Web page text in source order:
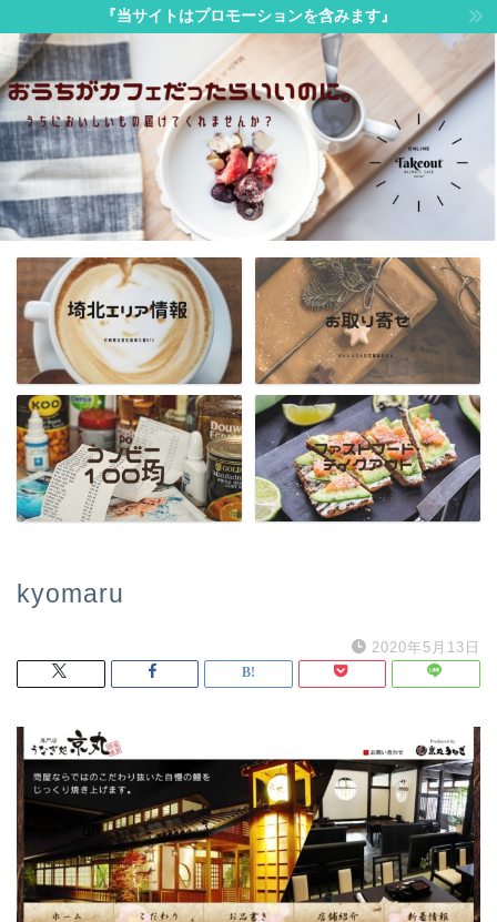
『当サイトはプロモーションを含みます』
kyomaru
2020年5月13日